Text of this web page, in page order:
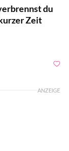
du
Zeit
ANZEIGE